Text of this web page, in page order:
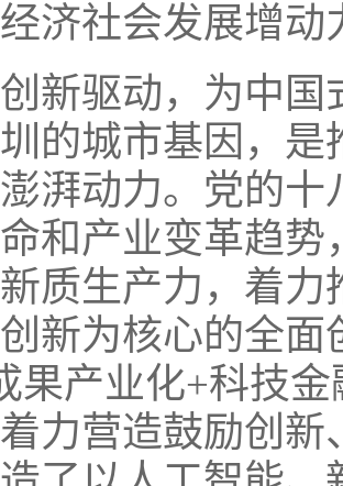
济社会发展增动
新驱动，为中
的城市基因，
湃动力。党的
和产业变革趋
质生产力，着
新为核心的全
果产业化+科技
力营造鼓励创